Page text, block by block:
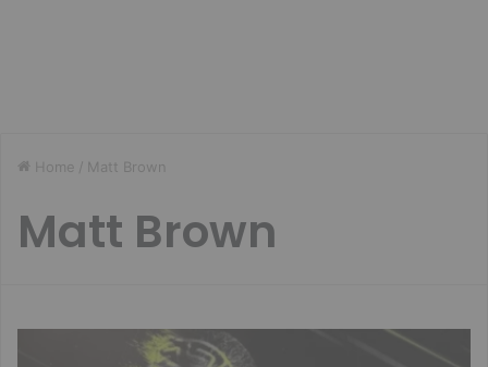
Home / Matt Brown
Matt Brown